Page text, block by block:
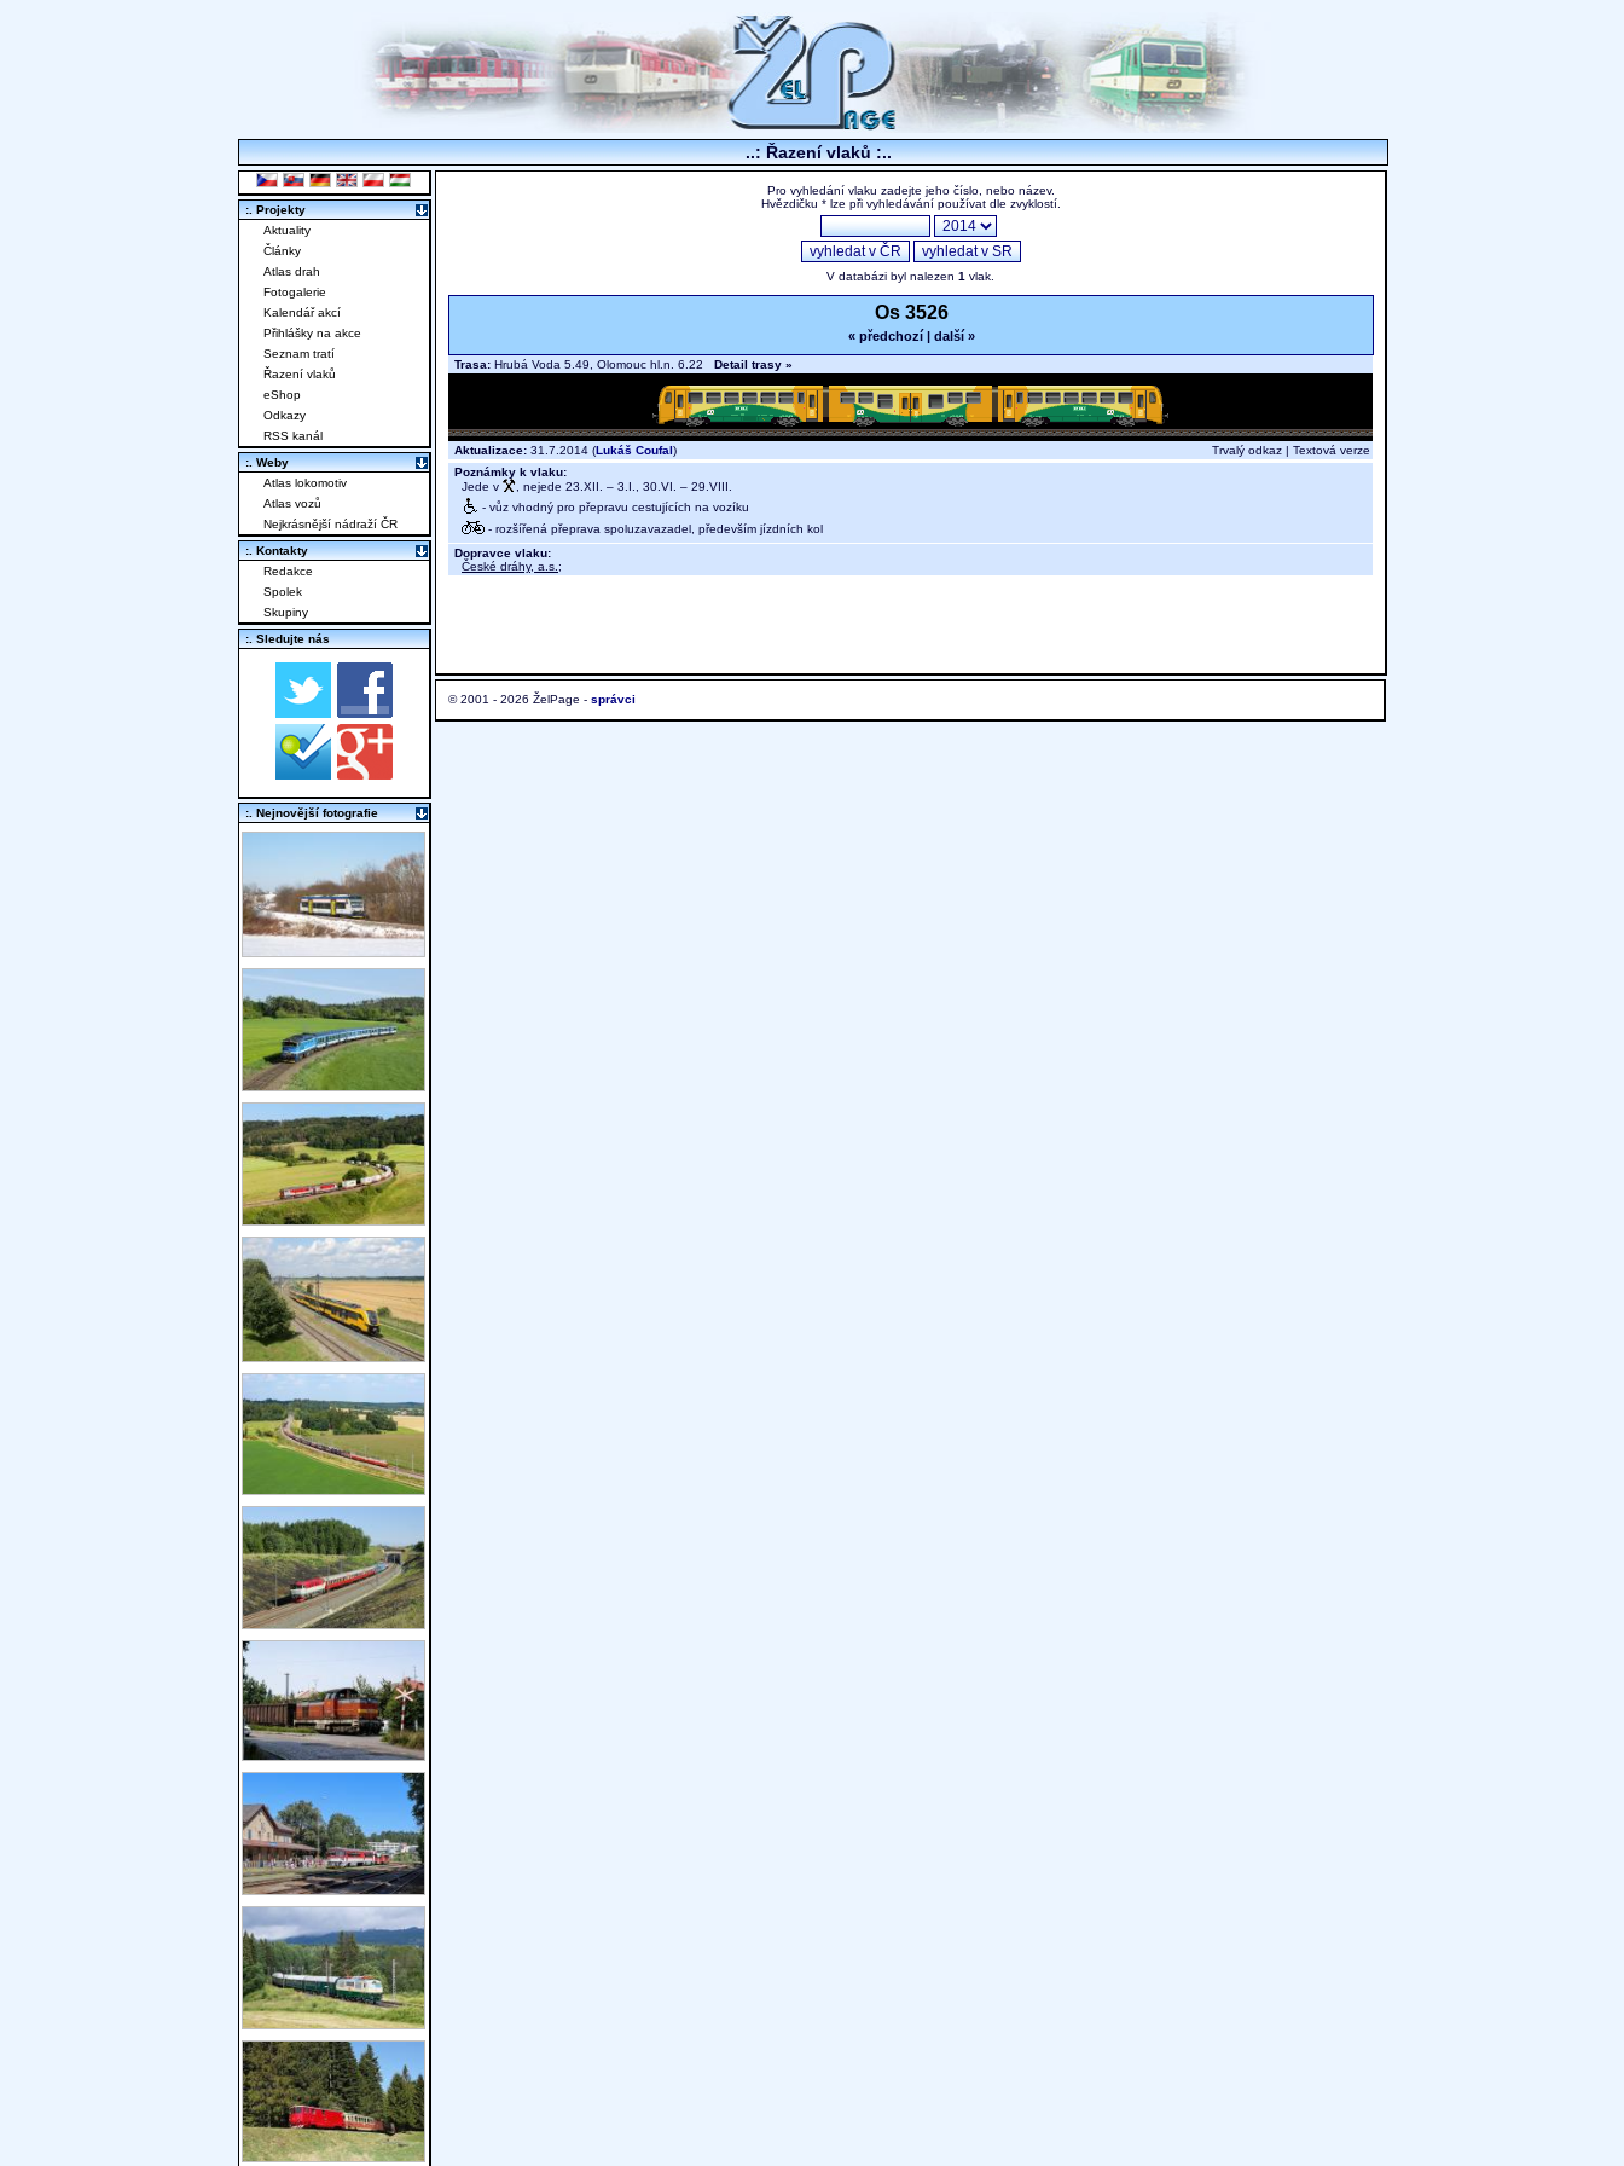
..: Řazení vlaků :..
Pro vyhledání vlaku zadejte jeho číslo, nebo název.
Hvězdičku * lze při vyhledávání používat dle zvyklostí.
V databázi byl nalezen 1 vlak.
Os 3526
« předchozí| další »
Trasa: Hrubá Voda 5.49, Olomouc hl.n. 6.22 Detail trasy »
Aktualizace: 31.7.2014 (Lukáš Coufal) Trvalý odkaz | Textová verze
Poznámky k vlaku:
Jede v
, nejede 23.XII. – 3.I., 30.VI. – 29.VIII.
- vůz vhodný pro přepravu cestujících na vozíku
- rozšířená přeprava spoluzavazadel, především jízdních kol
Dopravce vlaku:
České dráhy, a.s. ;
© 2001 - 2026 ŽelPage - správci
:. Projekty
Aktuality
Články
Atlas drah
Fotogalerie
Kalendář akcí
Přihlášky na akce
Seznam tratí
Řazení vlaků
eShop
Odkazy
RSS kanál
:. Weby
Atlas lokomotiv
Atlas vozů
Nejkrásnější nádraží ČR
:. Kontakty
Redakce
Spolek
Skupiny
:. Sledujte nás
:. Nejnovější fotografie